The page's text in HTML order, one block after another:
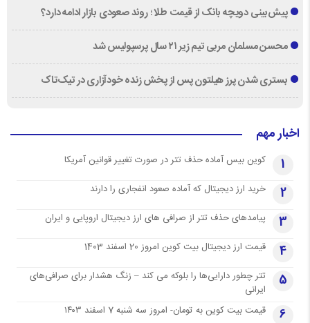
پیش‌بینی دویچه‌ بانک از قیمت طلا ؛ روند صعودی بازار ادامه دارد؟
محسن مسلمان مربی تیم زیر ۲۱ سال پرسپولیس شد
بستری شدن پرز هیلتون پس از پخش زنده خودآزاری در تیک‌تاک
اخبار مهم
1 کوین بیس آماده حذف تتر در صورت تغییر قوانین آمریکا
2 خرید ارز دیجیتال که آماده صعود انفجاری را دارند
3 پیامدهای حذف تتر از صرافی های ارز دیجیتال اروپایی و ایران
4 قیمت ارز دیجیتال بیت کوین امروز 20 اسفند 1403
5
تتر چطور دارایی‌ها را بلوکه می کند – زنگ هشدار برای صرافی‌های
ایرانی
6 قیمت بیت کوین به تومان- امروز سه شنبه 7 اسفند ۱۴۰۳